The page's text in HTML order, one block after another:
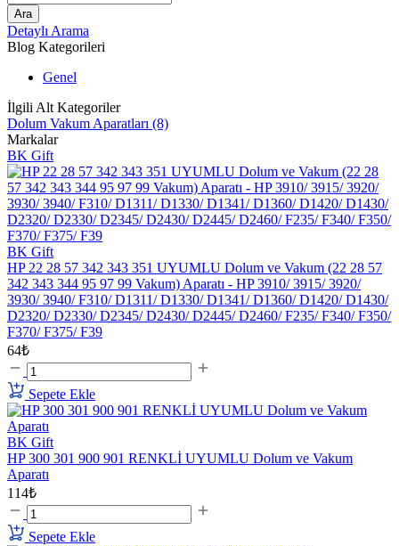
Ara
Detaylı Arama
Blog Kategorileri
Genel
İlgili Alt Kategoriler
Dolum Vakum Aparatları (8)
Markalar
BK Gift
BK Gift
HP 22 28 57 342 343 351 UYUMLU Dolum ve Vakum (22 28 57
342 343 344 95 97 99 Vakum) Aparatı - HP 3910/ 3915/ 3920/
3930/ 3940/ F310/ D1311/ D1330/ D1341/ D1360/ D1420/ D1430/
D2320/ D2330/ D2345/ D2430/ D2445/ D2460/ F235/ F340/ F350/
F370/ F375/ F39
64₺
Sepete Ekle
BK Gift
HP 300 301 900 901 RENKLİ UYUMLU Dolum ve Vakum
Aparatı
114₺
Sepete Ekle